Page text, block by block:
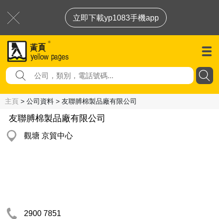
立即下載yp1083手機app
主頁 > 公司資料 > 友聯膊棉製品廠有限公司
友聯膊棉製品廠有限公司
觀塘 京貿中心
2900 7851